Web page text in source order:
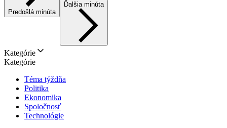
Predošlá minúta
Ďalšia minúta
Kategórie
Kategórie
Téma týždňa
Politika
Ekonomika
Spoločnosť
Technológie